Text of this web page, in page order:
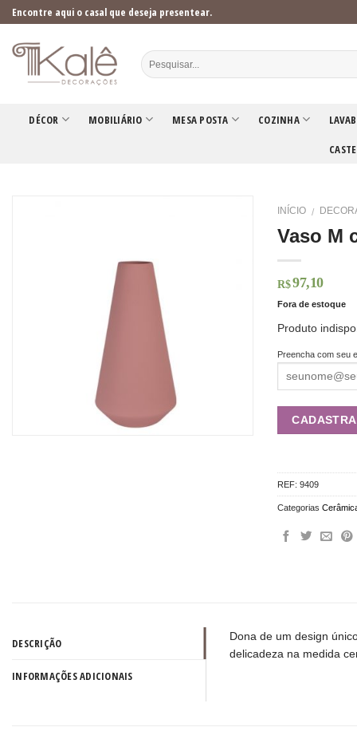
Skip
to
content
Encontre aqui o casal que deseja presentear.
DÉCOR MOBILIÁRIO MESA POSTA COZINHA
INÍCIO /
Vaso M
R$ 97,10
Fora de estoque
Produto
Preencha com seu
REF:9409
Categorias
DESCRIÇÃO
INFORMAÇÕES ADICIONAIS
Dona de um design
delicadeza na medida